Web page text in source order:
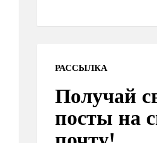
РАССЫЛКА
Получай
посты на